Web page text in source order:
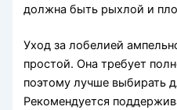
должна быть рыхлой и
Уход за лобелией
простой. Она требует
поэтому лучше выбирать
Рекомендуется